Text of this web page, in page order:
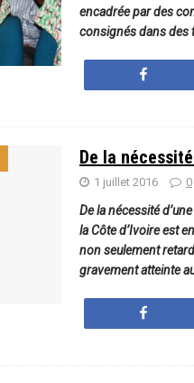
encadrée par des
consignés dans des
De la
1 juillet 2016 0
De la nécessité
la Côte d’Ivoire est
non seulement
gravement atteinte